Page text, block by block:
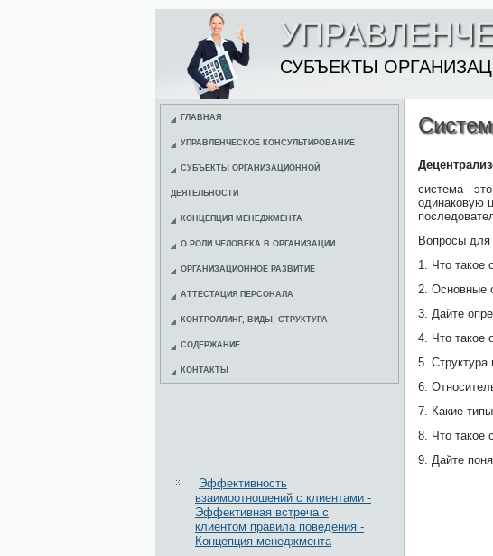
СУБЪЕКТЫ
ГЛАВНАЯ
УПРАВЛЕНЧЕСКОЕ КОНСУЛЬТИРОВАНИЕ
СУБЪЕКТЫ ОРГАНИЗАЦИОННОЙ
ДЕЯТЕЛЬНОСТИ
КОНЦЕПЦИЯ МЕНЕДЖМЕНТА
О РОЛИ ЧЕЛОВЕКА В ОРГАНИЗАЦИИ
ОРГАНИЗАЦИОННОЕ РАЗВИТИЕ
АТТЕСТАЦИЯ ПЕРСОНАЛА
КОНТРОЛЛИНГ, ВИДЫ, СТРУКТУРА
СОДЕРЖАНИЕ
КОНТАКТЫ
Эффективность
взаимоотношений с клиентами -
Эффективная встреча с
клиентом правила поведения -
Концепция менеджмента
система -
одинаковую
Вопросы для
1. Что такое
2. Основные
3. Дайте
4. Что такое
5.
6.
7. Какие
8. Что такое
9. Дайте